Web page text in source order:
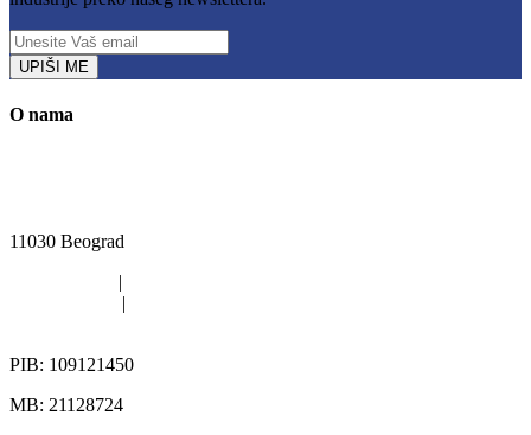
UPIŠI ME
O nama
11030 Beograd
|
|
PIB: 109121450
MB: 21128724